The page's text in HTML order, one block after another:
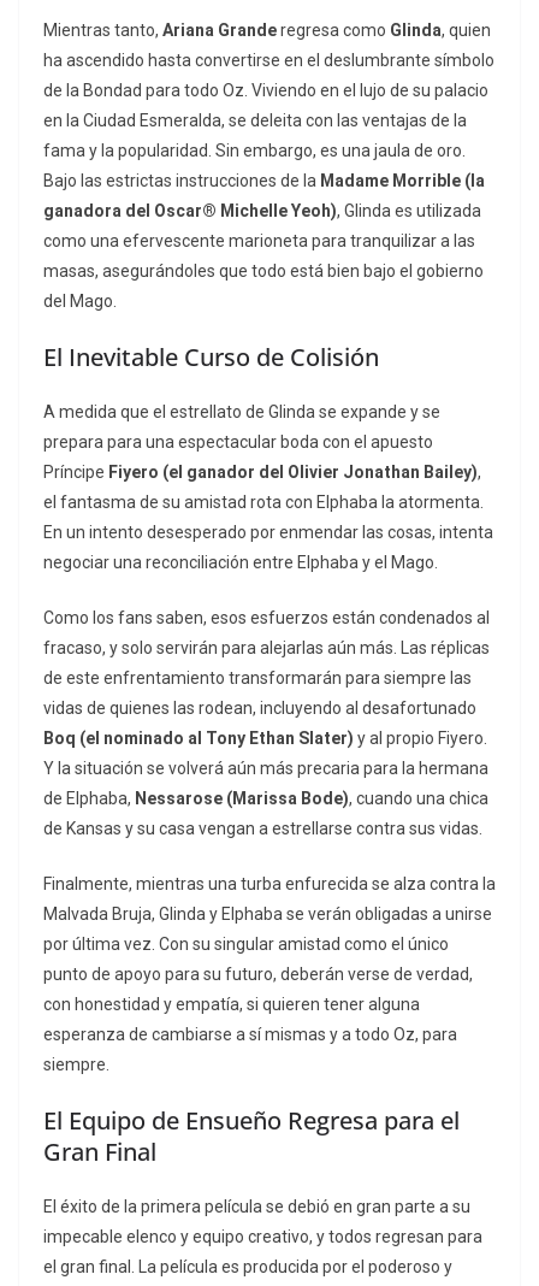
Mientras tanto, Ariana Granderegresa como Glinda, quien
ha ascendido hasta convertirse en el deslumbrante símbolo
de la Bondad para todo Oz. Viviendo en el lujo de su palacio
en la Ciudad Esmeralda, se deleita con las ventajas de la
fama y la popularidad. Sin embargo, es una jaula de oro.
Bajo las estrictas instrucciones de la Madame Morrible (la
ganadora del Oscar® Michelle Yeoh), Glinda es utilizada
como una efervescente marioneta para tranquilizar a las
masas, asegurándoles que todo está bien bajo el gobierno
del Mago.
El Inevitable Curso de Colisión
A medida que el estrellato de Glinda se expande y se
prepara para una espectacular boda con el apuesto
Príncipe Fiyero (el ganador del Olivier Jonathan Bailey),
el fantasma de su amistad rota con Elphaba la atormenta.
En un intento desesperado por enmendar las cosas, intenta
negociar una reconciliación entre Elphaba y el Mago.
Como los fans saben, esos esfuerzos están condenados al
fracaso, y solo servirán para alejarlas aún más. Las réplicas
de este enfrentamiento transformarán para siempre las
vidas de quienes las rodean, incluyendo al desafortunado
Boq (el nominado al Tony Ethan Slater) y al propio Fiyero.
Y la situación se volverá aún más precaria para la hermana
de Elphaba, Nessarose (Marissa Bode), cuando una chica
de Kansas y su casa vengan a estrellarse contra sus vidas.
Finalmente, mientras una turba enfurecida se alza contra la
Malvada Bruja, Glinda y Elphaba se verán obligadas a unirse
por última vez. Con su singular amistad como el único
punto de apoyo para su futuro, deberán verse de verdad,
con honestidad y empatía, si quieren tener alguna
esperanza de cambiarse a sí mismas y a todo Oz, para
siempre.
El Equipo de Ensueño Regresa para el
Gran Final
El éxito de la primera película se debió en gran parte a su
impecable elenco y equipo creativo, y todos regresan para
el gran final. La película es producida por el poderoso y